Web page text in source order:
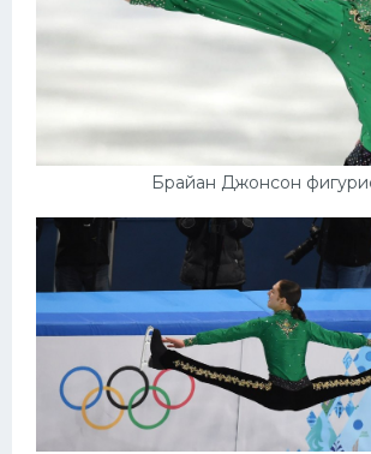
Брайан Джонсон